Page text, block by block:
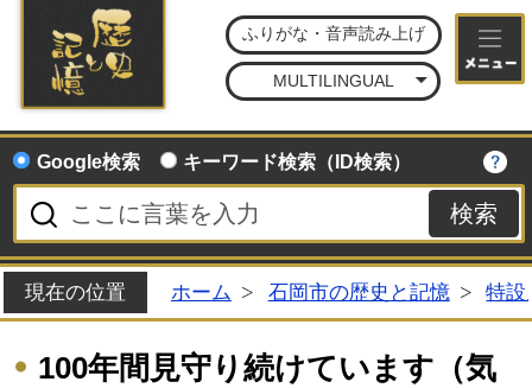
石
ふりがな・音声読み上げ
MULTILINGUAL
Google検索 キーワード検索（ID検索）
現在の位置 ホーム 石岡市の歴史と記憶 特設
100年間見守り続けています（気